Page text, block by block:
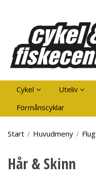
Cykel Uteliv
Förmånscyklar
Start / Huvudmeny /
Hår & Skinn